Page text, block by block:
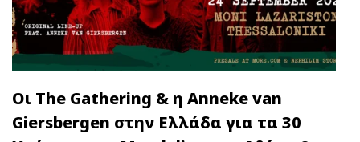
Οι The Gathering & η Anneke van
Giersbergen στην Ελλάδα για τα 30